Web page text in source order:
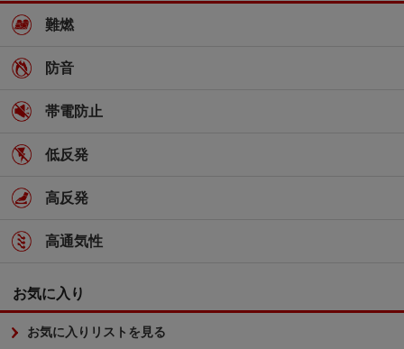
難燃
防音
帯電防止
低反発
高反発
高通気性
お気に入り
お気に入りリストを見る